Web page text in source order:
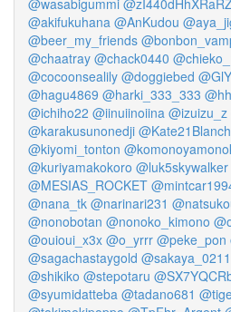
@wasabigummi
@akifukuhana @AnKudou
@beer_my_friends
@chaatray @chack0440
@cocoonsealily @doggiebed
@hagu4869 @harki_333_333
@ichiho22 @iinuiinoiina @izuizu_z
@karakusunonedji
@kiyomi_tonton
@kuriyamakokoro @luk5skywalker
@MESIAS_ROCKET
@nana_tk @narinari231
@nonobotan @nonoko_kimono
@ouioui_x3x @o_yrrr @peke_pon
@sagachastaygold @sakaya_0211
@shikiko @stepotaru
@syumidatteba @tadano681